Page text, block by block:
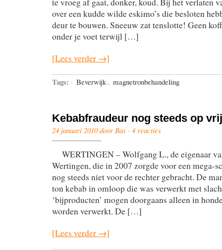
over een kudde wilde eskimo’s die besloten
deur te bouwen. Sneeuw zat tenslotte! Geen
onder je voet terwijl […]
[Lees verder →]
Tags: · Beverwijk , magnetronbehandeling
Kebabfraudeur nog steeds op
24 januari 2010 door Bas · 4 reacties
WERTINGEN – Wolfgang L., de eigenaar
Wertingen, die in 2007 zorgde voor een mega-
nog steeds niet voor de rechter gebracht. De
ton kebab in omloop die was verwerkt met
‘bijproducten’ mogen doorgaans alleen in
worden verwerkt. De […]
[Lees verder →]